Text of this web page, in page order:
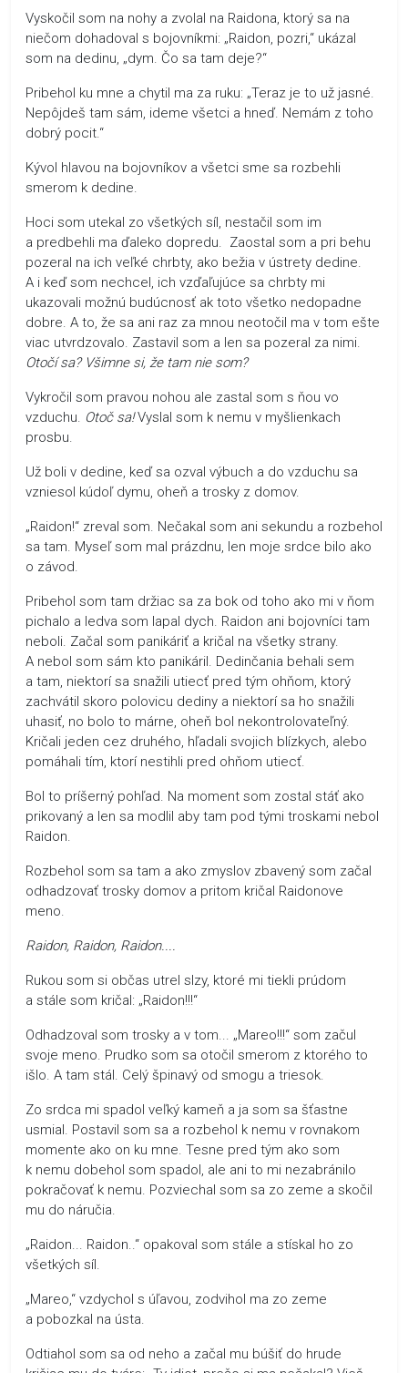
Vyskočil som na nohy a zvolal na Raidona, ktorý sa na
niečom dohadoval s bojovníkmi: „Raidon, pozri,“ ukázal
som na dedinu, „dym. Čo sa tam deje?“
Pribehol ku mne a chytil ma za ruku: „Teraz je to už jasné.
Nepôjdeš tam sám, ideme všetci a hneď. Nemám z toho
dobrý pocit.“
Kývol hlavou na bojovníkov a všetci sme sa rozbehli
smerom k dedine.
Hoci som utekal zo všetkých síl, nestačil som im
a predbehli ma ďaleko dopredu. Zaostal som a pri behu
pozeral na ich veľké chrbty, ako bežia v ústrety dedine.
A i keď som nechcel, ich vzďaľujúce sa chrbty mi
ukazovali možnú budúcnosť ak toto všetko nedopadne
dobre. A to, že sa ani raz za mnou neotočil ma v tom ešte
viac utvrdzovalo. Zastavil som a len sa pozeral za nimi.
Otočí sa? Všimne si, že tam nie som?
Vykročil som pravou nohou ale zastal som s ňou vo
vzduchu. Otoč sa!Vyslal som k nemu v myšlienkach
prosbu.
Už boli v dedine, keď sa ozval výbuch a do vzduchu sa
vzniesol kúdoľ dymu, oheň a trosky z domov.
„Raidon!“ zreval som. Nečakal som ani sekundu a rozbehol
sa tam. Myseľ som mal prázdnu, len moje srdce bilo ako
o závod.
Pribehol som tam držiac sa za bok od toho ako mi v ňom
pichalo a ledva som lapal dych. Raidon ani bojovníci tam
neboli. Začal som panikáriť a kričal na všetky strany.
A nebol som sám kto panikáril. Dedinčania behali sem
a tam, niektorí sa snažili utiecť pred tým ohňom, ktorý
zachvátil skoro polovicu dediny a niektorí sa ho snažili
uhasiť, no bolo to márne, oheň bol nekontrolovateľný.
Kričali jeden cez druhého, hľadali svojich blízkych, alebo
pomáhali tím, ktorí nestihli pred ohňom utiecť.
Bol to príšerný pohľad. Na moment som zostal stáť ako
prikovaný a len sa modlil aby tam pod tými troskami nebol
Raidon.
Rozbehol som sa tam a ako zmyslov zbavený som začal
odhadzovať trosky domov a pritom kričal Raidonove
meno.
Raidon, Raidon, Raidon....
Rukou som si občas utrel slzy, ktoré mi tiekli prúdom
a stále som kričal: „Raidon!!!“
Odhadzoval som trosky a v tom... „Mareo!!!“ som začul
svoje meno. Prudko som sa otočil smerom z ktorého to
išlo. A tam stál. Celý špinavý od smogu a triesok.
Zo srdca mi spadol veľký kameň a ja som sa šťastne
usmial. Postavil som sa a rozbehol k nemu v rovnakom
momente ako on ku mne. Tesne pred tým ako som
k nemu dobehol som spadol, ale ani to mi nezabránilo
pokračovať k nemu. Pozviechal som sa zo zeme a skočil
mu do náručia.
„Raidon... Raidon..“ opakoval som stále a stískal ho zo
všetkých síl.
„Mareo,“ vzdychol s úľavou, zodvihol ma zo zeme
a pobozkal na ústa.
Odtiahol som sa od neho a začal mu búšiť do hrude